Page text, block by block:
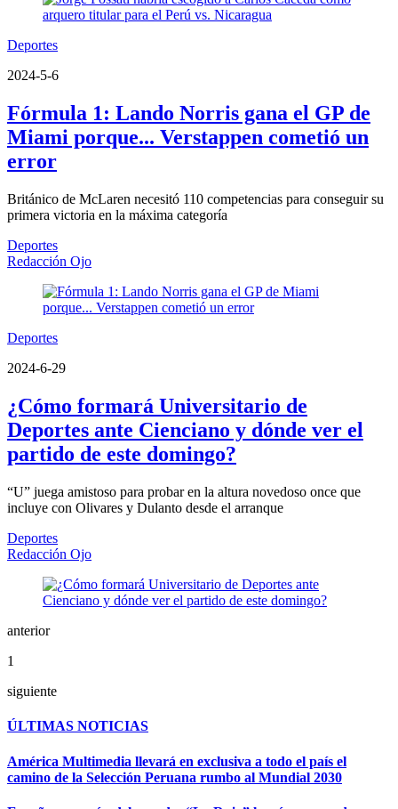
Deportes
2024-5-6
Fórmula 1: Lando Norris gana el GP de
Miami porque... Verstappen cometió un
error
Británico de McLaren necesitó 110 competencias para conseguir su
primera victoria en la máxima categoría
Deportes
Redacción Ojo
Deportes
2024-6-29
¿Cómo formará Universitario de
Deportes ante Cienciano y dónde ver el
partido de este domingo?
“U” juega amistoso para probar en la altura novedoso once que
incluye con Olivares y Dulanto desde el arranque
Deportes
Redacción Ojo
anterior
1
siguiente
ÚLTIMAS NOTICIAS
América Multimedia llevará en exclusiva a todo el país el
camino de la Selección Peruana rumbo al Mundial 2030